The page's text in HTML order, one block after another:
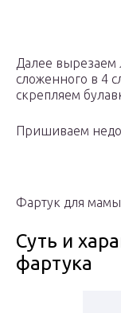
Далее вырезаем
сложенного в 4
скрепляем
Пришиваем
Фартук для мамы
Суть и
фартука